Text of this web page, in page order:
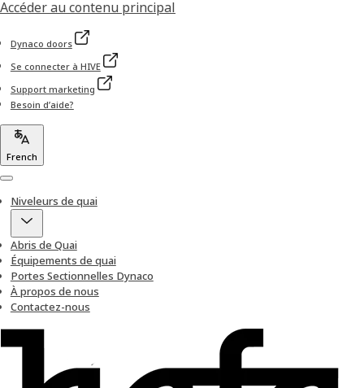
Accéder au contenu principal
Dynaco doors
Se connecter à HIVE
Support marketing
Besoin d’aide?
French
Menu
Niveleurs de quai
Abris de Quai
Équipements de quai
Portes Sectionnelles Dynaco
À propos de nous
Contactez-nous